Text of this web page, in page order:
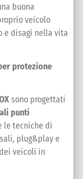
buona
veicolo
e disagi nella vita
protezione
sono progettati
punti
le tecniche di
plug&play e
veicoli in